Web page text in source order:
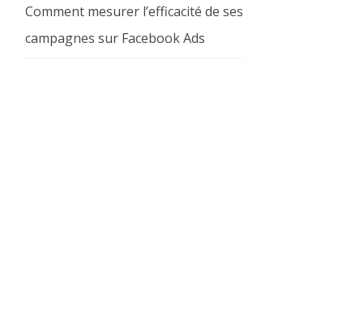
Comment mesurer l’efficacité de ses
campagnes sur Facebook Ads